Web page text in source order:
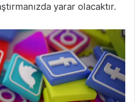
yarar olacaktır.